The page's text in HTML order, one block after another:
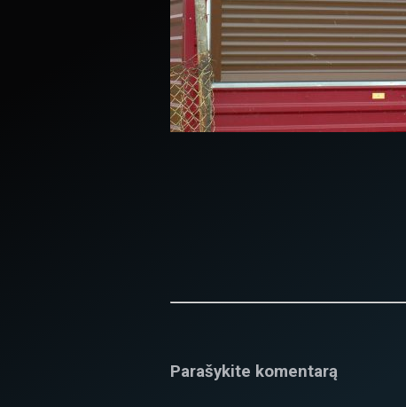
Parašykite komentarą